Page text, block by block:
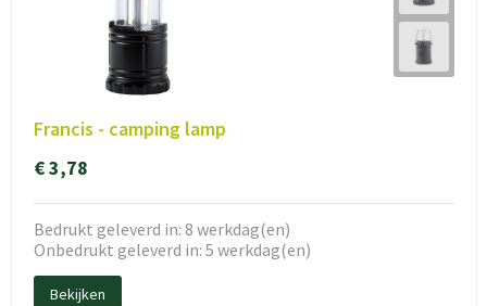
Francis - camping lamp
€ 3,78
Bedrukt geleverd in: 8 werkdag(en)
Onbedrukt geleverd in: 5 werkdag(en)
Bekijken